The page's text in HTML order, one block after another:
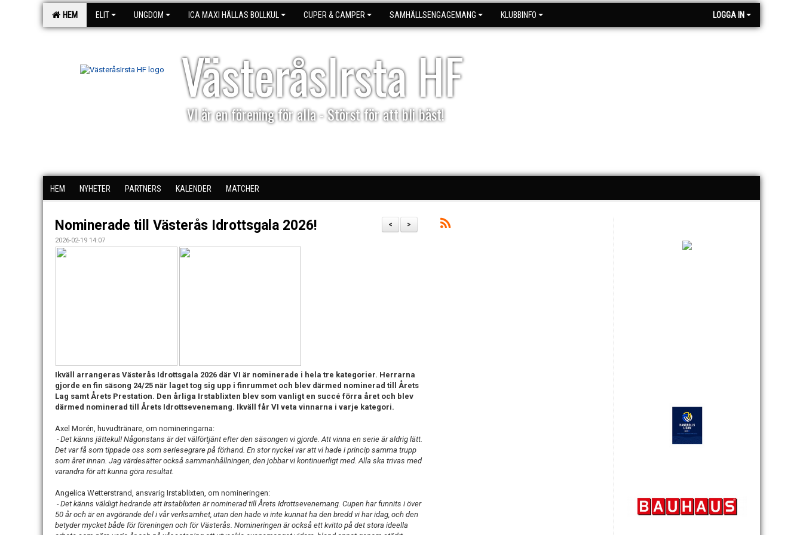
HEM ELIT UNGDOM ICA MAXI HÄLLAS BOLLKUL CUPER & CAMPER SAMHÄLLSENGAGEMANG KLUBBINFO LOGGA IN
VästeråsIrsta HF
VI är en förening för alla - Störst för att bli bäst!
HEM NYHETER PARTNERS KALENDER MATCHER
>
<
Nominerade till Västerås Idrottsgala 2026!
2026-02-19 14:07
Ikväll arrangeras Västerås Idrottsgala 2026 där VI är nominerade i hela tre kategorier. Herrarna
gjorde en fin säsong 24/25 när laget tog sig upp i finrummet och blev därmed nominerad till Årets
Lag samt Årets Prestation. Den årliga Irstablixten blev som vanligt en succé förra året och blev
därmed nominerad till Årets Idrottsevenemang. Ikväll får VI veta vinnarna i varje kategori.
Axel Morén, huvudtränare, om nomineringarna:
- Det känns jättekul! Någonstans är det välförtjänt efter den säsongen vi gjorde. Att vinna en serie är aldrig lätt.
Det var få som tippade oss som seriesegrare på förhand. En stor nyckel var att vi hade i princip samma trupp
som året innan. Jag värdesätter också sammanhållningen, den jobbar vi kontinuerligt med. Alla ska trivas med
varandra för att kunna göra resultat.
Angelica Wetterstrand, ansvarig Irstablixten, om nomineringen:
- Det känns väldigt hedrande att Irstablixten är nominerad till Årets Idrottsevenemang. Cupen har funnits i över
50 år och är en avgörande del i vår verksamhet, utan den hade vi inte kunnat ha den bredd vi har idag, och den
betyder mycket både för föreningen och för Västerås. Nomineringen är också ett kvitto på det stora ideella